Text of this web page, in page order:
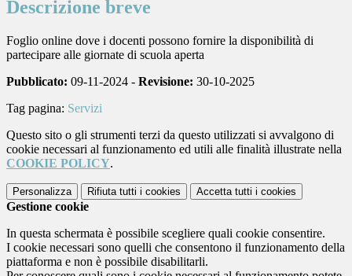
Descrizione breve
Foglio online dove i docenti possono fornire la disponibilità di
partecipare alle giornate di scuola aperta
Pubblicato: 09-11-2024 - Revisione: 30-10-2025
Tag pagina: Servizi
Questo sito o gli strumenti terzi da questo utilizzati si avvalgono di
cookie necessari al funzionamento ed utili alle finalità illustrate nella
COOKIE POLICY.
Personalizza Rifiuta tutti i cookies Accetta tutti i cookies
Gestione cookie
In questa schermata è possibile scegliere quali cookie consentire.
I cookie necessari sono quelli che consentono il funzionamento della
piattaforma e non è possibile disabilitarli.